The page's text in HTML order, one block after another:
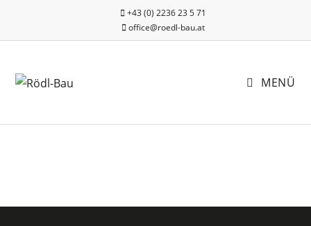
+43 (0) 2236 23 5 71
office@roedl-bau.at
MENÜ